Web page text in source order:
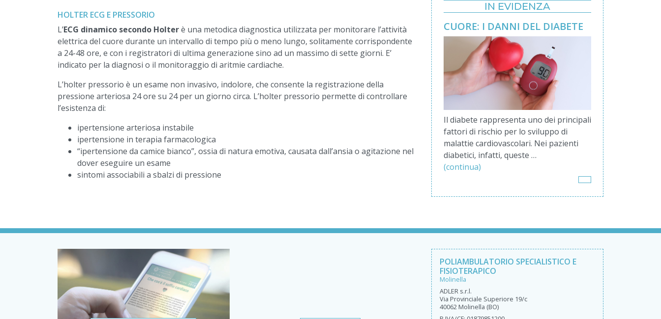
HOLTER ECG E PRESSORIO
L’ECG dinamico secondo Holterè una metodica diagnostica utilizzata per monitorare l’attività
elettrica del cuore durante un intervallo di tempo più o meno lungo, solitamente corrispondente
a 24-48 ore, e con i registratori di ultima generazione sino ad un massimo di sette giorni. E’
indicato per la diagnosi o il monitoraggio di aritmie cardiache.
L’holter pressorio è un esame non invasivo, indolore, che consente la registrazione della
pressione arteriosa 24 ore su 24 per un giorno circa. L’holter pressorio permette di controllare
l’esistenza di:
ipertensione arteriosa instabile
ipertensione in terapia farmacologica
“ipertensione da camice bianco”, ossia di natura emotiva, causata dall’ansia o agitazione nel
dover eseguire un esame
sintomi associabili a sbalzi di pressione
IN EVIDENZA
CUORE: I DANNI DEL DIABETE
Il diabete rappresenta uno dei principali
fattori di rischio per lo sviluppo di
malattie cardiovascolari. Nei pazienti
diabetici, infatti, queste …
(continua)
POLIAMBULATORIO SPECIALISTICO E
FISIOTERAPICO
Molinella
ADLER s.r.l.
Via Provinciale Superiore 19/c
40062 Molinella (BO)